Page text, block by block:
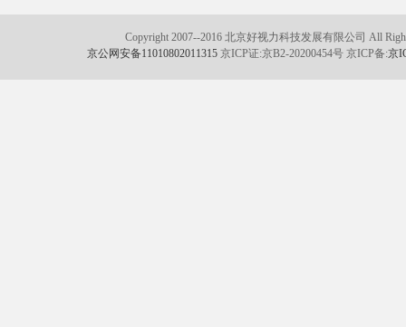
Copyright 2007--2016 北京好视力科技发展有限公司 All
京公网安备11010802011315 京ICP证:京B2-20200454号 京ICP备:京